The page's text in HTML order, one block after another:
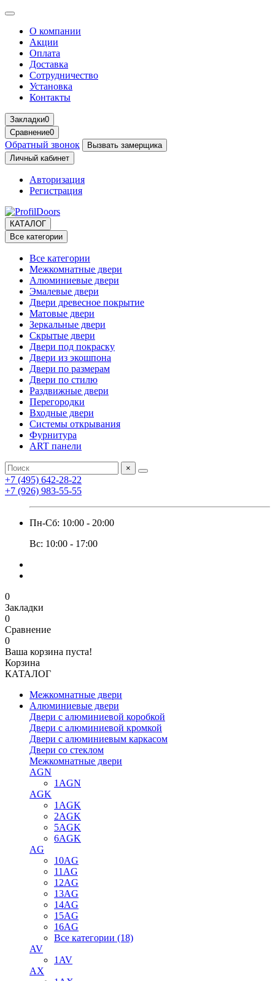
О компании
Акции
Оплата
Доставка
Сотрудничество
Установка
Контакты
Закладки0
Сравнение0
Обратный звонок
Вызвать замерщика
Личный кабинет
Авторизация
Регистрация
КАТАЛОГ
Все категории
Все категории
Межкомнатные двери
Алюминиевые двери
Эмалевые двери
Двери древесное покрытие
Матовые двери
Зеркальные двери
Скрытые двери
Двери под покраску
Двери из экошпона
Двери по размерам
Двери по стилю
Раздвижные двери
Перегородки
Входные двери
Системы открывания
Фурнитура
ART панели
×
+7 (495) 642-28-22
+7 (926) 983-55-55
Пн-Сб: 10:00 - 20:00
Вс: 10:00 - 17:00
0
Закладки
0
Сравнение
0
Ваша корзина пуста!
Корзина
КАТАЛОГ
Межкомнатные двери
Алюминиевые двери
Двери с алюминиевой коробкой
Двери с алюминиевой кромкой
Двери с алюминиевым каркасом
Двери со стеклом
Межкомнатные двери
AGN
1AGN
AGK
1AGK
2AGK
5AGK
6AGK
AG
10AG
11AG
12AG
13AG
14AG
15AG
16AG
Все категории (18)
AV
1AV
AX